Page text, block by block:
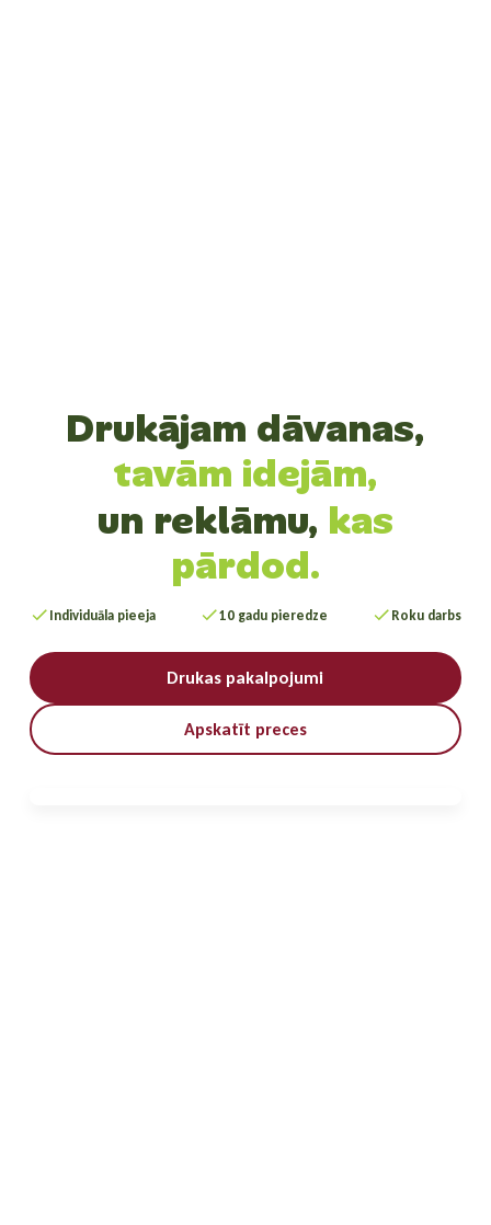
Drukājam dāvanas,
tavām idejām,
un reklāmu, kas
pārdod.
Individuāla pieeja 10 gadu pieredze Roku darbs
Drukas pakalpojumi
Apskatīt preces